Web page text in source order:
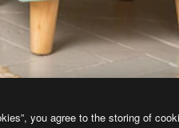
you agree to the storing of